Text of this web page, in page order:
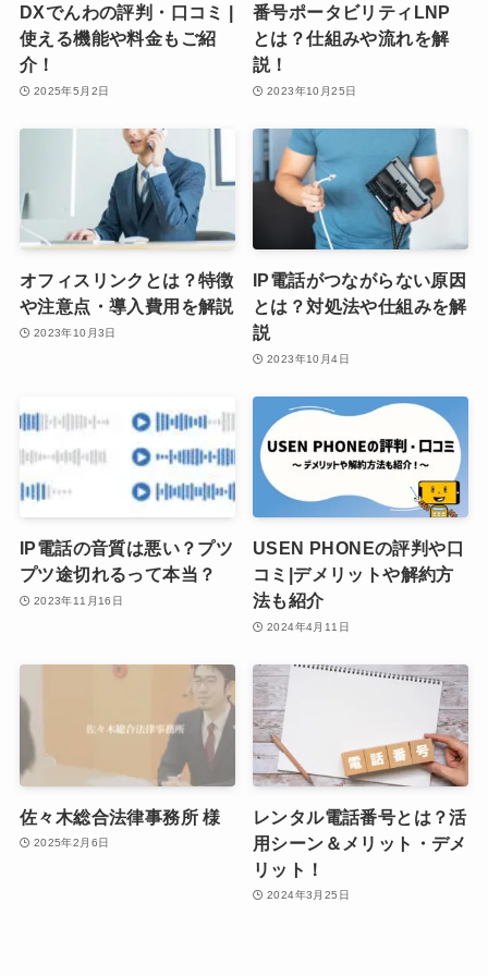
DXでんわの評判・口コミ |
使える機能や料金もご紹
介！
2025年5月2日
番号ポータビリティLNP
とは？仕組みや流れを解
説！
2023年10月25日
オフィスリンクとは？特徴
や注意点・導入費用を解説
2023年10月3日
IP電話がつながらない原因
とは？対処法や仕組みを解
説
2023年10月4日
IP電話の音質は悪い？プツ
プツ途切れるって本当？
2023年11月16日
USEN PHONEの評判や口
コミ|デメリットや解約方
法も紹介
2024年4月11日
佐々木総合法律事務所 様
2025年2月6日
レンタル電話番号とは？活
用シーン＆メリット・デメ
リット！
2024年3月25日